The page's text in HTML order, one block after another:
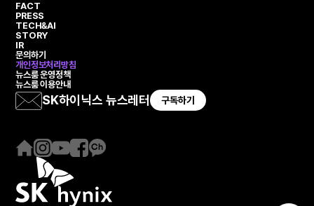
FACT
PRESS
TECH&AI
STORY
IR
문의하기
개인정보처리방침
뉴스룸 운영정책
뉴스룸 이용안내
SK하이닉스 뉴스레터 구독하기
홈
이
지
인
스
타
그
유
튜
브
페
스
북
카
채